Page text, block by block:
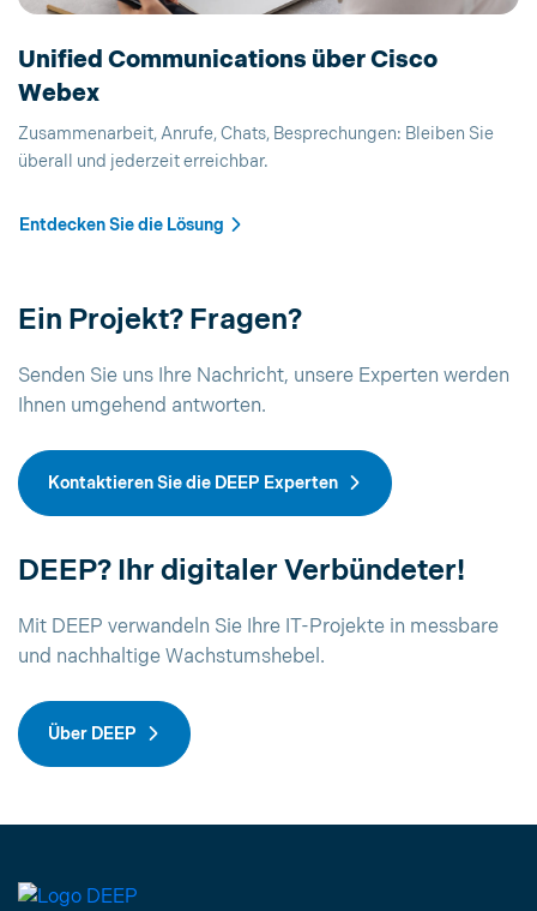
Unified Communications über Cisco
Webex
Zusammenarbeit, Anrufe, Chats, Besprechungen: Bleiben Sie
überall und jederzeit erreichbar.
Entdecken Sie die Lösung
Ein Projekt? Fragen?
Senden Sie uns Ihre Nachricht, unsere Experten werden
Ihnen umgehend antworten.
Kontaktieren Sie die DEEP Experten
DEEP? Ihr digitaler Verbündeter!
Mit DEEP verwandeln Sie Ihre IT-Projekte in messbare
und nachhaltige Wachstumshebel.
Über DEEP